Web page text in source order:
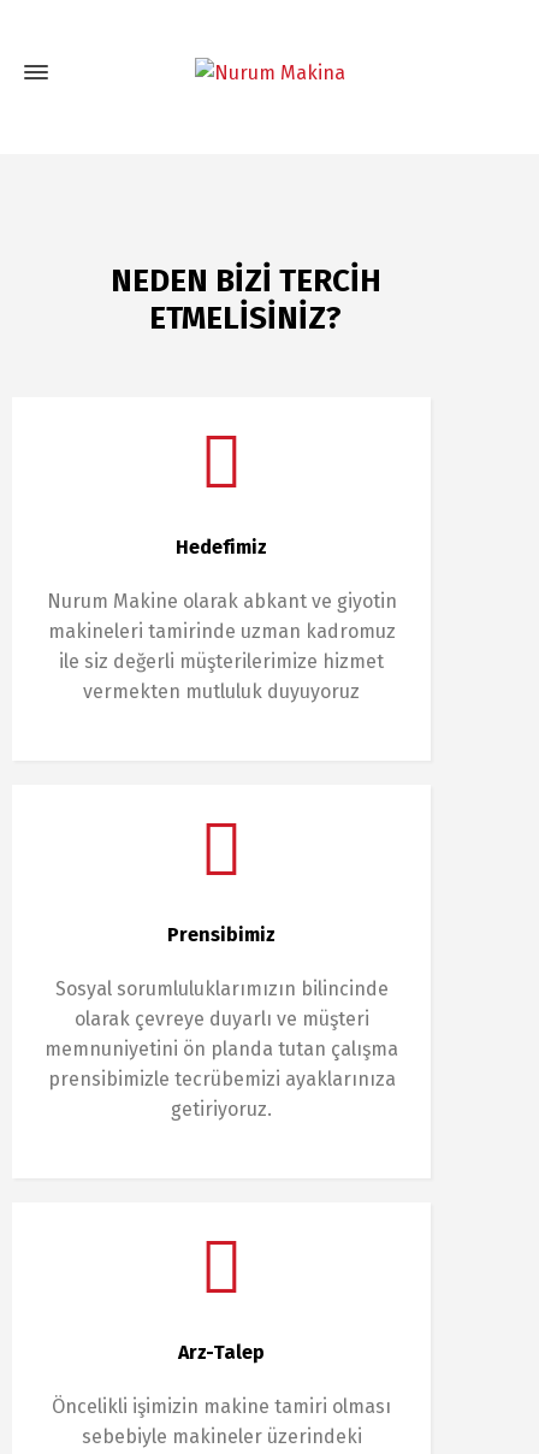
NEDEN BİZİ TERCİH
ETMELİSİNİZ?
Hedefimiz
Nurum Makine olarak abkant ve giyotin
makineleri tamirinde uzman kadromuz
ile siz değerli müşterilerimize hizmet
vermekten mutluluk duyuyoruz
Prensibimiz
Sosyal sorumluluklarımızın bilincinde
olarak çevreye duyarlı ve müşteri
memnuniyetini ön planda tutan çalışma
prensibimizle tecrübemizi ayaklarınıza
getiriyoruz.
Arz-Talep
Öncelikli işimizin makine tamiri olması
sebebiyle makineler üzerindeki